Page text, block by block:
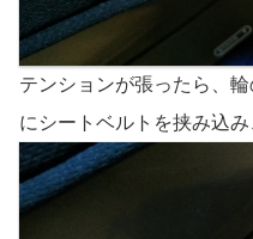
テンションが張ったら、
にシートベルトを挟み込み